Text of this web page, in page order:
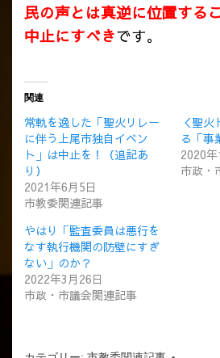
民の声とは真逆に位置する
中止にすべきです。
関連
常軌を逸した「聖火リレー
に伴う上尾市独自イベン
ト」は中止を！（追記あ
り）
2021年6月5日
市教委関連記事
＜聖
る「事
2020
市政・
やはり「監査委員は悪行を
なす執行機関の防壁にすぎ
ない」のか？
2022年3月26日
市政・市議会関連記事